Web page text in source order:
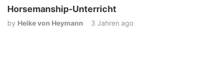
Horsemanship-Unterricht
by Heike von Heymann 3 Jahren ago